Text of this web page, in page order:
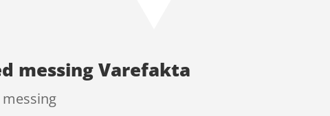
messing Varefakta